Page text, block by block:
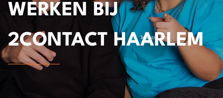
WERKEN BIJ
2CONTACT HAARLEM